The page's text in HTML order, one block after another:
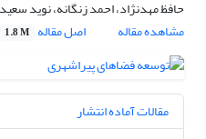
حافظ مهدنژاد، احمد زنگانه، نوید
مشاهده مقاله
اصل مقاله 1.8 M
مقالات آماده انتشار